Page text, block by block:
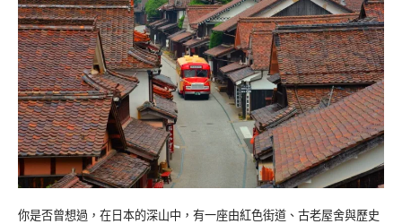
你是否曾想過，在日本的深山中，有一座由紅色街道、古老屋舍與歷史